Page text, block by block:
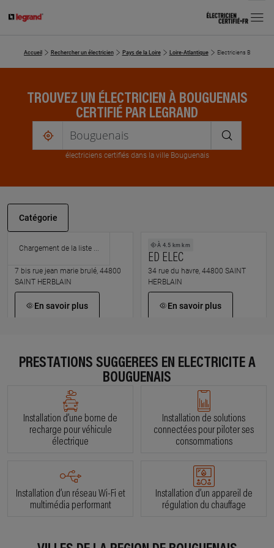
MENU
Accueil Rechercher un électricien Pays de la Loire Loire-Atlantique Electriciens
TROUVEZ UN ÉLECTRICIEN À BOUGUENAIS
CERTIFIÉ PAR LEGRAND
me
localiserélectricienscertifiésdans la ville Bouguenais
Catégorie
À 4.5 km km
7 bis rue jean marie brulé, 44800
SAINT HERBLAIN
En savoir plus
À 4.5 km km
ED ELEC
34 rue du havre, 44800 SAINT
HERBLAIN
En savoir plus
LATHIDA
3 rue d'evreux, 44800 SAINT
En savoir plus
BEZIEAU OLIVIER
16 rue victor fortun, 44400 REZE
En savoir plus
10 rue leon berard, 44200
NANTES
En savoir plus
12 rue des quarante journaulx,
44220 COUERON
En savoir plus
PRESTATIONS SUGGÉRÉES EN ÉLECTRICITÉ À
BOUGUENAIS
Installation d’une borne de
recharge pour véhicule
électrique
Installation de solutions
connectées pour piloter ses
consommations
Installation d’un réseau Wi-Fi et
multimédia performant
Installation d’un appareil de
régulation du chauffage